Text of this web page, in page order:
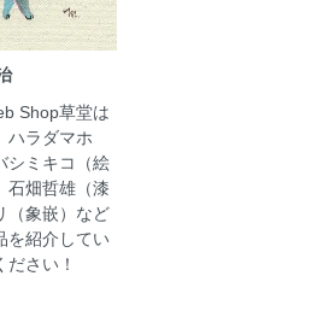
Shop草堂は
ハラダマホ
シミキコ（絵
石畑哲雄（漆
（象嵌）など
を紹介してい
ださい！